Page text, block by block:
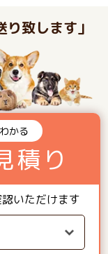
致します」
かる
積り
いただけます